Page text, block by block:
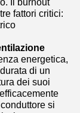
fattori critici:
energetica,
di un
dei suoi
si